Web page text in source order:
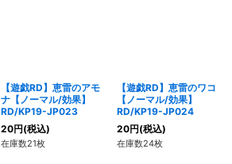
【遊戯RD】恵雷のアモ
ナ【ノーマル/効果】
RD/KP19-JP023
20円(税込)
在庫数21枚
【遊戯RD】恵雷のワコ
【ノーマル/効果】
RD/KP19-JP024
20円(税込)
在庫数24枚